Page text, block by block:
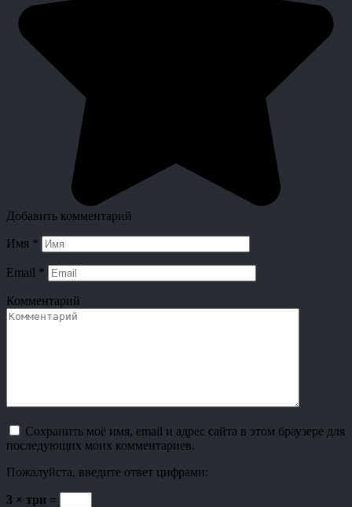
Добавить комментарий
Имя *
Email *
Комментарий
Сохранить моё имя, email и адрес сайта в этом браузере для
последующих моих комментариев.
Пожалуйста, введите ответ цифрами:
3 × три =